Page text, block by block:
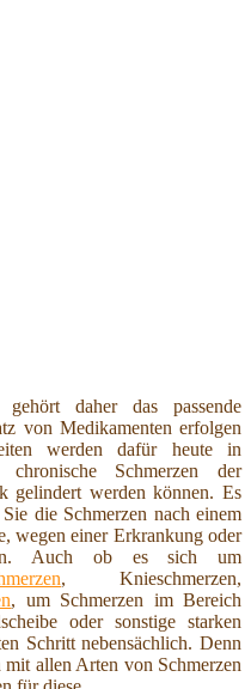
daher das passende
von Medikamenten erfolgen
werden dafür heute in
Schmerzen der
gelindert werden können. Es
die Schmerzen nach einem
wegen einer Erkrankung oder
Auch ob es sich um
, Knieschmerzen,
, um Schmerzen im Bereich
oder sonstige starken
Schritt nebensächlich. Denn
allen Arten von Schmerzen